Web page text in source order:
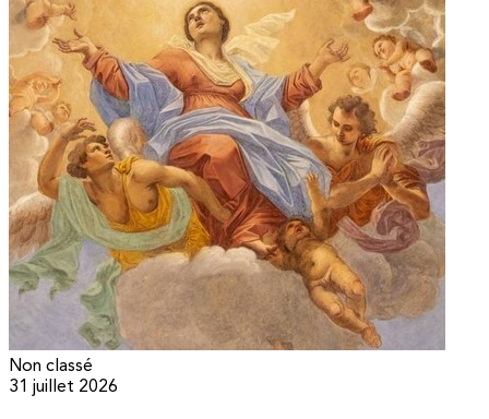
Non classé
31 juillet 2026